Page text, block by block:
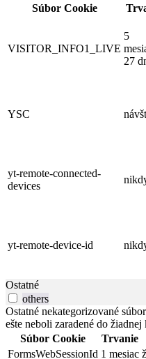
Súbor Cookie
VISITOR_INFO1_LIVE
5
27
YSC
yt-remote-connected-
devices
yt-remote-device-id
Ostatné
others
Ostatné nekategorizované
ešte neboli zaradené do žiadnej
Súbor Cookie
Trvanie
FormsWebSessionId 1 mesiac